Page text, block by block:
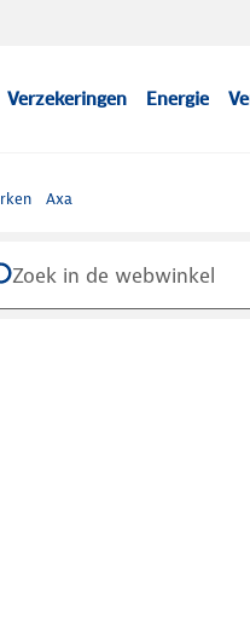
Verzekeringen Energie
Axa